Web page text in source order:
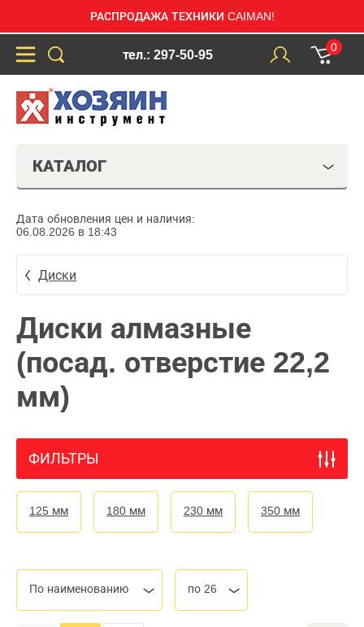
РАСПРОДАЖА ТЕХНИКИ CAIMAN!
тел.: 297-50-95
0
КАТАЛОГ
Дата обновления цен и наличия:
06.08.2026 в 18:43
Диски
Диски алмазные
(посад. отверстие 22,2
мм)
ФИЛЬТРЫ
125 мм 180 мм 230 мм 350 мм
По наименованию по 26